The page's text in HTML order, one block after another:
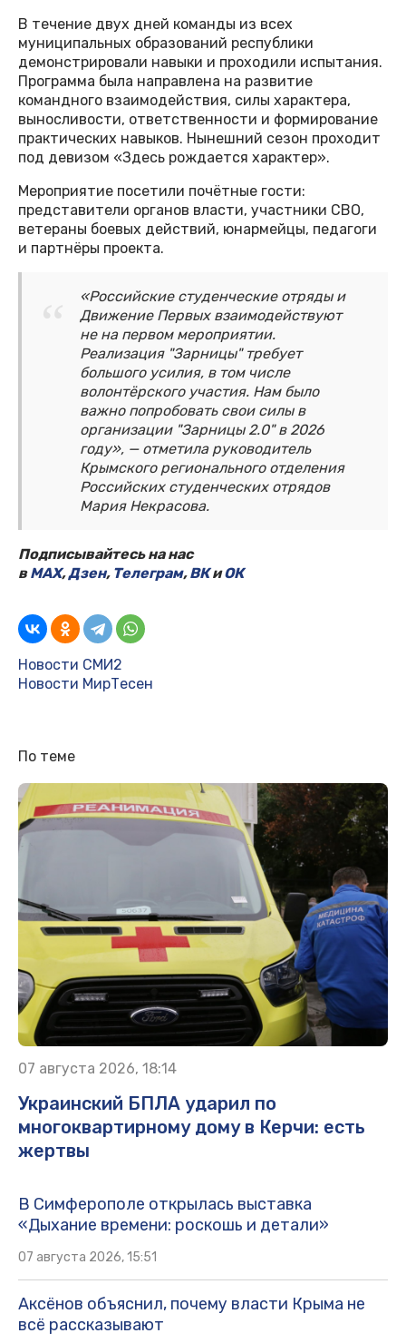
В течение двух дней команды из всех
муниципальных образований республики
демонстрировали навыки и проходили испытания.
Программа была направлена на развитие
командного взаимодействия, силы характера,
выносливости, ответственности и формирование
практических навыков. Нынешний сезон проходит
под девизом «Здесь рождается характер».
Мероприятие посетили почётные гости:
представители органов власти, участники СВО,
ветераны боевых действий, юнармейцы, педагоги
и партнёры проекта.
«Российские студенческие отряды и
Движение Первых взаимодействуют
не на первом мероприятии.
Реализация "Зарницы" требует
большого усилия, в том числе
волонтёрского участия. Нам было
важно попробовать свои силы в
организации "Зарницы 2.0" в 2026
году», — отметила руководитель
Крымского регионального отделения
Российских студенческих отрядов
Мария Некрасова.
Подписывайтесь на нас
вMAX,Дзен, Телеграм,ВКиОК
Новости СМИ2
Новости МирТесен
По теме
07 августа 2026, 18:14
Украинский БПЛА ударил по
многоквартирному дому в Керчи: есть
жертвы
В Симферополе открылась выставка
«Дыхание времени: роскошь и детали»
07 августа 2026, 15:51
Аксёнов объяснил, почему власти Крыма не
всё рассказывают